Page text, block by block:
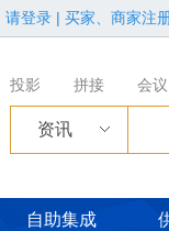
请登录 | 买家、商家注
投影 拼接 会议
资讯
自助集成